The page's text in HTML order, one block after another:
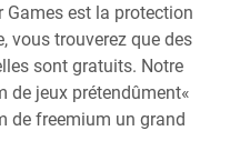
Games est la protection
vous trouverez que des
sont gratuits. Notre
de jeux prétendûment«
de freemium un grand